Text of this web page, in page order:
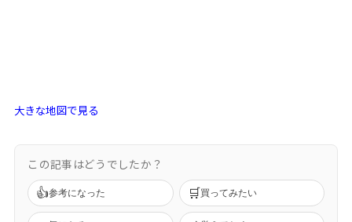
大きな地図で見る
この記事はどうでしたか？
👍参考になった 🛒買ってみたい